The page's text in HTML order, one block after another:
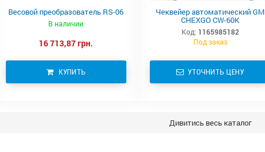
Весовой преобразователь RS-06
В наличии
16 713,87 грн.
КУПИТЬ
Чеквейер автоматический GM
CHEXGO CW-60K
Код: 1165985182
Под заказ
УТОЧНИТЬ ЦЕНУ
Дивитись весь каталог